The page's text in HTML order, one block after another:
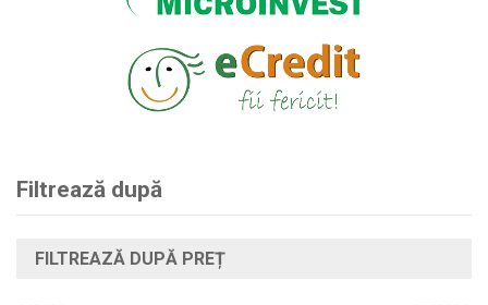
Filtrează după
FILTREAZĂ DUPĂ PREȚ